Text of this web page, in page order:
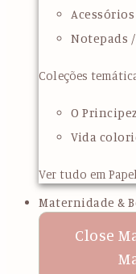
Notepads
Coleções
O
Vida
Ver tudo em
Maternidade &
Close